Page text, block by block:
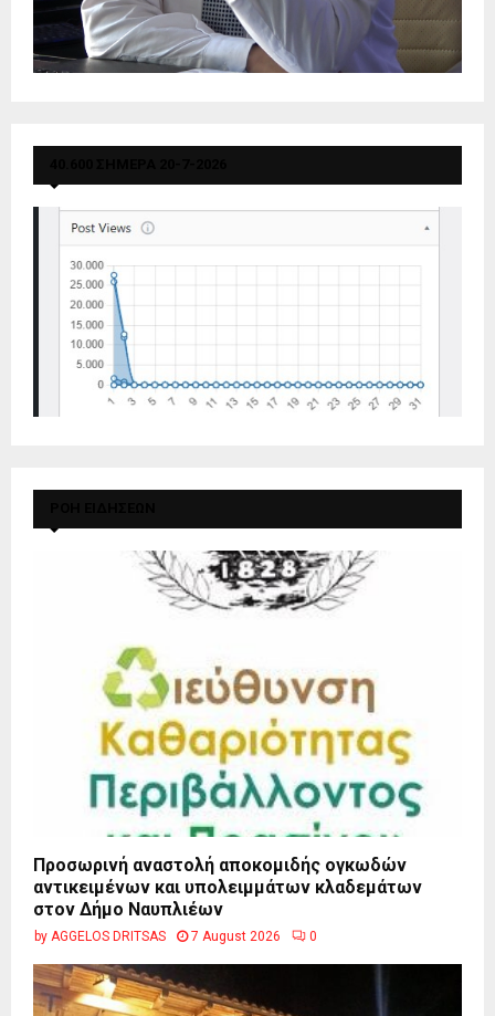
Προσωρινή αναστολή αποκομιδής ογκωδών
αντικειμένων και υπολειμμάτων κλαδεμάτων
στον Δήμο Ναυπλιέων
by AGGELOS DRITSAS 7 August 2026 0